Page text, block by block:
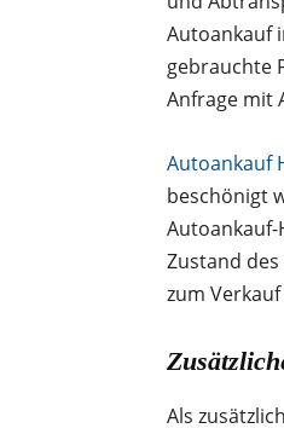
Autoankauf
gebrauchte
Anfrage mit
Autoankauf
beschönigt
Zustand des
zum
Als